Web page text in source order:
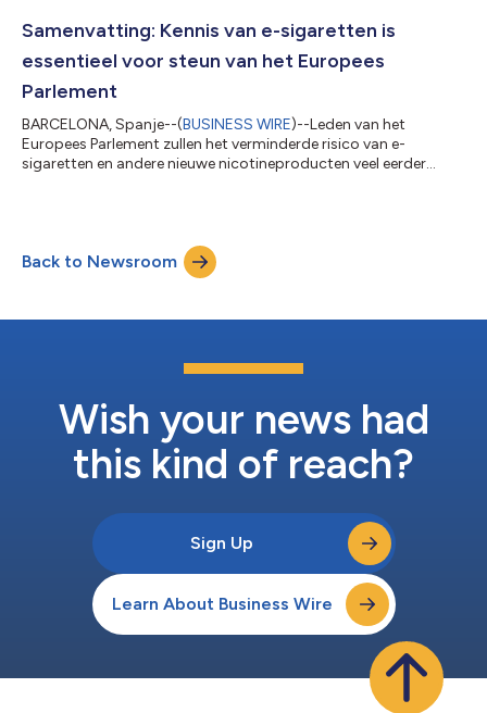
door business intelligence-onderzoeker Tamarind Intelligence,
uitgever van toonaangevende inlichtingenpl...
Samenvatting: Kennis van e-sigaretten is
essentieel voor steun van het Europees
Parlement
BARCELONA, Spanje--(BUSINESS WIRE)--Leden van het
Europees Parlement zullen het verminderde risico van e-
sigaretten en andere nieuwe nicotineproducten veel eerder
kennis van e-sigaretten ze minder schadelijk vond dan roken,
tegen slechts 41% van de EP-leden zonder kennis van het
onderwerp. Deze bekendmaking is offic...
Back to Newsroom
Wish your news had
this kind of reach?
Sign Up
Learn About Business Wire